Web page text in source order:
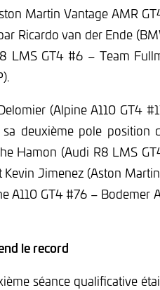
Martin Vantage AMR
Ricardo van der Ende
LMS GT4 #6 – Team
(Alpine A110 GT4
deuxième pole position
Hamon (Audi R8 LMS
Jimenez (Aston
A110 GT4 #76 – Bodemer
le record
séance qualificative